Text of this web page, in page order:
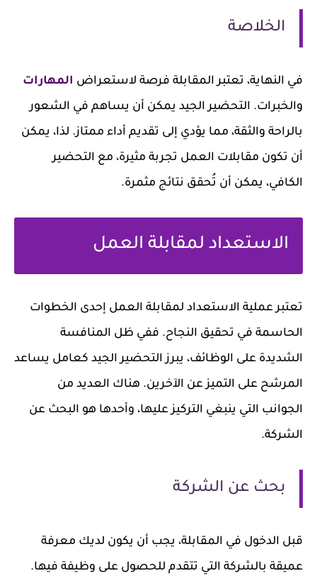
الخلاصة
في النهاية، تعتبر المقابلة فرصة لاستعراض المهارات
والخبرات. التحضير الجيد يمكن أن يساهم في الشعور
بالراحة والثقة، مما يؤدي إلى تقديم أداء ممتاز. لذا، يمكن
أن تكون مقابلات العمل تجربة مثيرة، مع التحضير
الكافي، يمكن أن تُحقق نتائج مثمرة.
الاستعداد لمقابلة العمل
تعتبر عملية الاستعداد لمقابلة العمل إحدى الخطوات
الحاسمة في تحقيق النجاح. ففي ظل المنافسة
الشديدة على الوظائف، يبرز التحضير الجيد كعامل يساعد
المرشح على التميز عن الآخرين. هناك العديد من
الجوانب التي ينبغي التركيز عليها، وأحدها هو البحث عن
الشركة.
بحث عن الشركة
قبل الدخول في المقابلة، يجب أن يكون لديك معرفة
عميقة بالشركة التي تتقدم للحصول على وظيفة فيها.